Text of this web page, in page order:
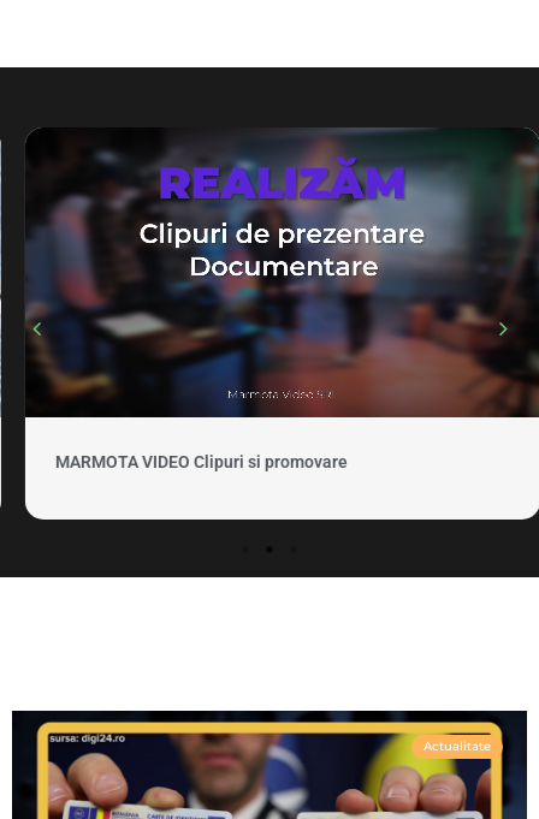
MARMOTA VIDEO Clipuri si promovare
Actualitate